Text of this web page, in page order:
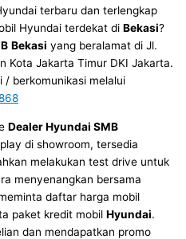
terbaru dan terlengkap
Hyundai terdekat diBekasi?
Bekasi yang beralamat di Jl.
Kota Jakarta Timur DKI Jakarta.
/ berkomunikasi melalui
Dealer Hyundai SMB
di showroom, tersedia
melakukan test drive untuk
menyenangkan bersama
daftar harga mobil
paket kredit mobilHyundai.
dan mendapatkan promo